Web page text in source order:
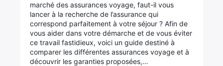
marché des assurances voyage, faut-il vous
lancer à la recherche de l’assurance qui
correspond parfaitement à votre séjour ? Afin de
vous aider dans votre démarche et de vous éviter
ce travail fastidieux, voici un guide destiné à
comparer les différentes assurances voyage et à
découvrir les garanties proposées,…